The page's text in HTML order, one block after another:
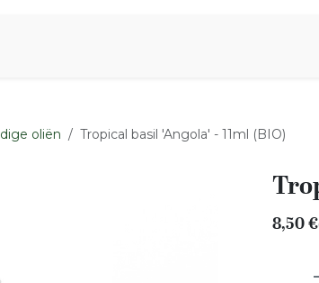
oliën Tropical basil 'Angola' - 11ml (BIO)
8,50€